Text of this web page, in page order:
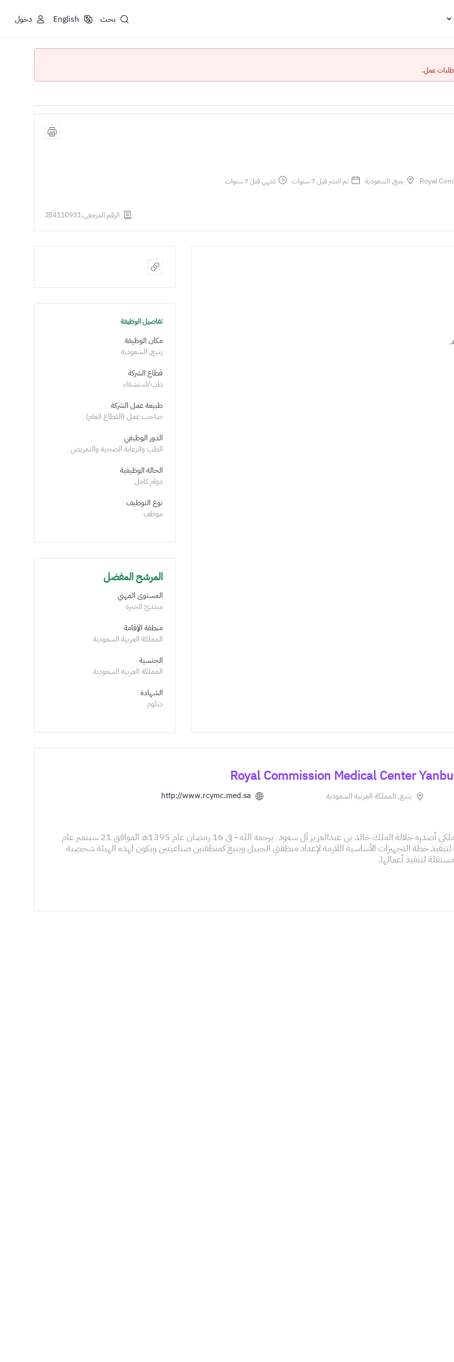
بحث English دخول
طلبات عمل.
ينبع, السعودية تم النشر قبل 7 سنوات تنتهي قبل 7 سنوات
الرقم المرجعي:JB4110931
تفاصيل الوظيفة
مكان الوظيفة
ينبع, السعودية
قطاع الشركة
طب/استشفاء
طبيعة عمل الشركة
صاحب عمل (القطاع العام)
الدور الوظيفي
الطب والرعاية الصحية والتمريض
الحالة الوظيفية
دوام كامل
نوع التوظيف
موظف
المرشح المفضل
المستوى المهني
مبتدئ الخبرة
منطقة الإقامة
المملكة العربية السعودية
الجنسية
المملكة العربية السعودية
الشهادة
دبلوم
ينبع, المملكة العربية السعودية http://www.rcymc.med.sa
تأسست الهيئة الملكية للجبيل وينبع بموجب مرسوم ملكي أصدره جلالة الملك خالد بن عبدالعزيز آل سعود ـ يرحمه الله - في 16 رمضان عام 1395هـ الموافق 21 سبتمبر عام
لتنفيذ خطة التجهيزات الأساسية اللازمة لإعداد منطقتي الجبيل وينبع كمنطقتين صناعيتين ويكون لهذه الهيئة شخصية